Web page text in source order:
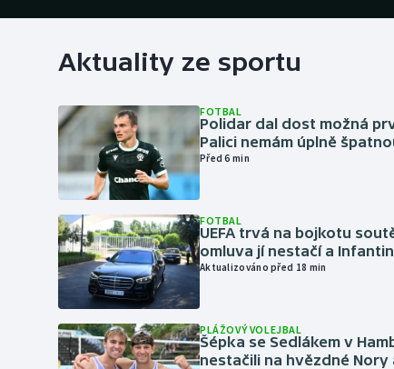
Aktuality ze sportu
FOTBAL
Polidar dal dost možná
Palici nemám úplně
Před 6 min
FOTBAL
UEFA trvá na bojkotu
omluva jí nestačí a
Aktualizováno před 18 min
PLÁŽOVÝ VOLEJBAL
Šépka se Sedlákem v
nestačili na hvězdné Nory